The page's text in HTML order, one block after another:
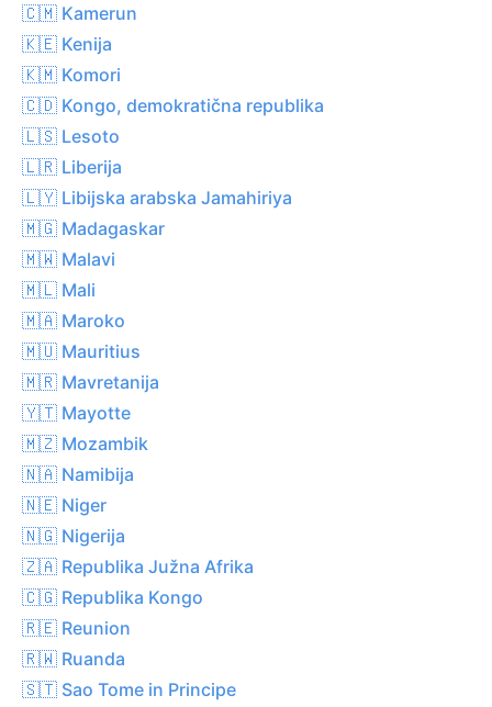
🇨🇲 Kamerun
🇰🇪 Kenija
🇰🇲 Komori
🇨🇩 Kongo, demokratična republika
🇱🇸 Lesoto
🇱🇷 Liberija
🇱🇾 Libijska arabska Jamahiriya
🇲🇬 Madagaskar
🇲🇼 Malavi
🇲🇱 Mali
🇲🇦 Maroko
🇲🇺 Mauritius
🇲🇷 Mavretanija
🇾🇹 Mayotte
🇲🇿 Mozambik
🇳🇦 Namibija
🇳🇪 Niger
🇳🇬 Nigerija
🇿🇦 Republika Južna Afrika
🇨🇬 Republika Kongo
🇷🇪 Reunion
🇷🇼 Ruanda
🇸🇹 Sao Tome in Principe